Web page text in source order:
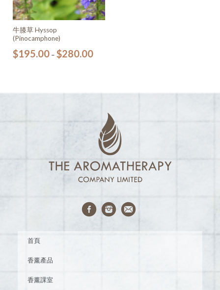
牛膝草 Hyssop
(Pinocamphone)
$195.00 – $280.00
首頁
香薰產品
香薰課室